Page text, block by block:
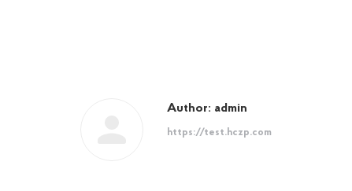
Author: admin
https://test.hczp.com